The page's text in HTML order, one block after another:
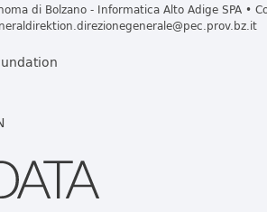
di Bolzano - Informatica Alto Adige SPA •